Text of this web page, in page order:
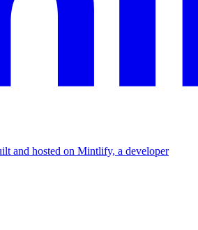
and hosted on Mintlify, a developer